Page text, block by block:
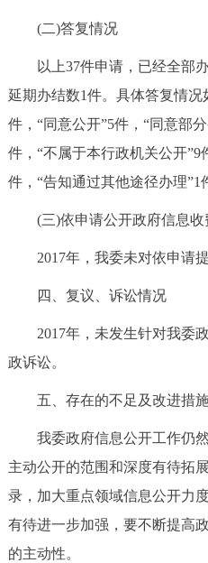
(二)答复情况
以上37件申请，已经全部办
延期办结数1件。具体答复情况
件，“同意公开”5件，“同意部
件，“不属于本行政机关公开”9
件，“告知通过其他途径办理”1
(三)依申请公开政府信息收
2017年，我委未对依申请提
四、复议、诉讼情况
2017年，未发生针对我委政
政诉讼。
五、存在的不足及改进措
我委政府信息公开工作仍然
主动公开的范围和深度有待拓
录，加大重点领域信息公开力
有待进一步加强，要不断提高
的主动性。